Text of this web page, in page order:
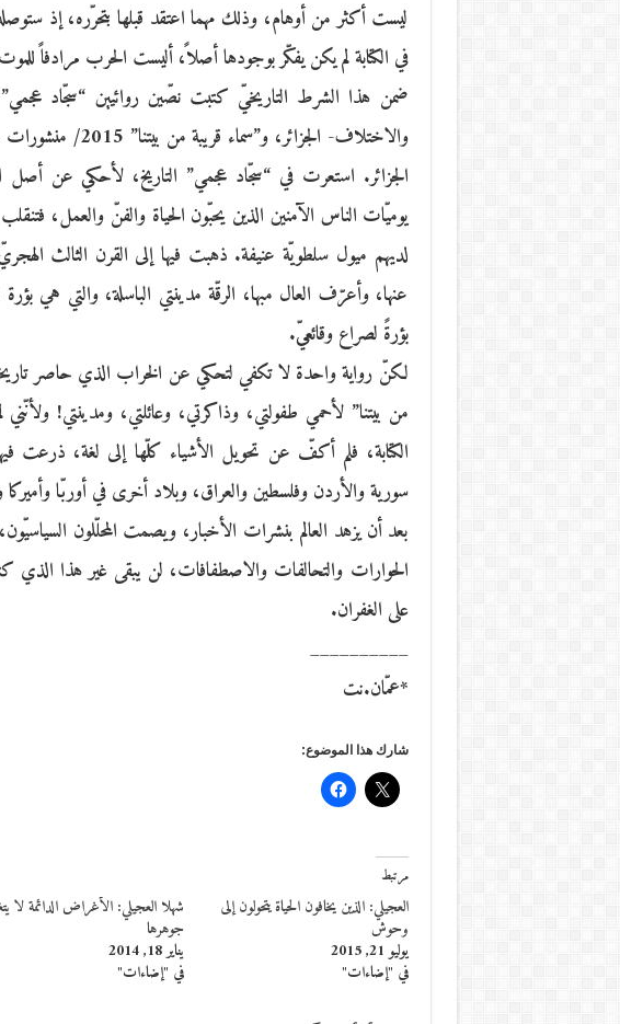
ليست أكثر من أوهام، وذلك مهما اعتقد قبلها بتحرّره، إذ
في الكتابة لم يكن يفكّر بوجودها أصلاً، أليست الحرب مرادفاً
والاختلاف-
الجزائر. استعرت في “سجّاد عجمي” التاريخ، لأحكي عن أصل
يوميّات الناس الآمنين الذين يحبّون الحياة والفنّ والعمل،
لديهم ميول سلطويّة عنيفة. ذهبت فيها إلى القرن الثالث
عنها، وأعرّف العال مبها، الرقّة مدينتي الباسلة، والتي هي
بؤرةً لصراع وقائعيّ.
لكنّ رواية واحدة لا تكفي لتحكي عن الخراب الذي حاصر
من بيتنا” لأحمي طفولتي، وذاكرتي، وعائلتي، ومدينتي!
الكتابة، فلم أكفّ عن تحويل الأشياء كلّها إلى لغة، ذرعت
سورية والأردن وفلسطين والعراق، وبلاد أخرى في أوربّا وأميركا
بعد أن يزهد العالم بنشرات الأخبار، ويصمت المحلّلون
الحوارات والتحالفات والاصطفافات، لن يبقى غير هذا الذي
على الغفران.
__________
*عمّان.نت
شارك هذا الموضوع:
مرتبط
العجيلي: الذين يخافون الحياة يتحولون إلى
وحوش
يوليو 21, 2015
في "إضاءات"
شهلا العجيلي: الأغراض الدائمة لا
جوهرها
يناير 18, 2014
في "إضاءات"